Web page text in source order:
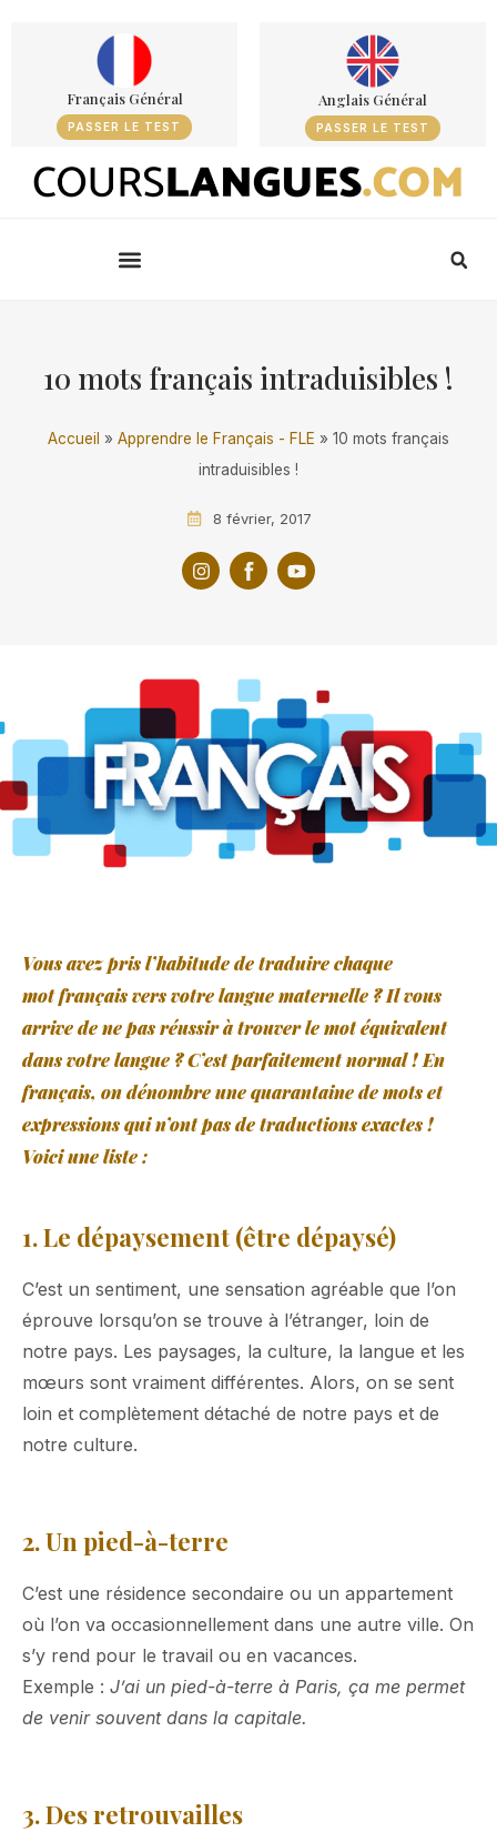
Français Général
PASSER LE TEST
Anglais Général
PASSER LE TEST
10 mots français intraduisibles !
Accueil » Apprendre le Français - FLE » 10 mots français
intraduisibles !
8 février, 2017
Vous avez pris l’habitude de traduire chaque
mot français vers votre langue maternelle ? Il vous
arrive de ne pas réussir à trouver le mot équivalent
dans votre langue ? C’est parfaitement normal ! En
français, on dénombre une quarantaine de mots et
expressions qui n’ont pas de traductions exactes !
Voici une liste :
1. Le dépaysement (être dépaysé)
C’est un sentiment, une sensation agréable que l’on
éprouve lorsqu’on se trouve à l’étranger, loin de
notre pays. Les paysages, la culture, la langue et les
mœurs sont vraiment différentes. Alors, on se sent
loin et complètement détaché de notre pays et de
notre culture.
2. Un pied-à-terre
C’est une résidence secondaire ou un appartement
où l’on va occasionnellement dans une autre ville. On
s’y rend pour le travail ou en vacances.
Exemple : J’ai un pied-à-terre à Paris, ça me permet
de venir souvent dans la capitale.
3. Des retrouvailles